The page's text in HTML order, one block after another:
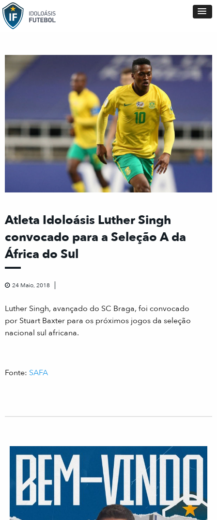
Atleta Idoloásis Luther Singh
convocado para a Seleção A da
África do Sul
24 Maio, 2018
Luther Singh, avançado do SC Braga, foi convocado
por Stuart Baxter para os próximos jogos da seleção
nacional sul africana.
Fonte: SAFA